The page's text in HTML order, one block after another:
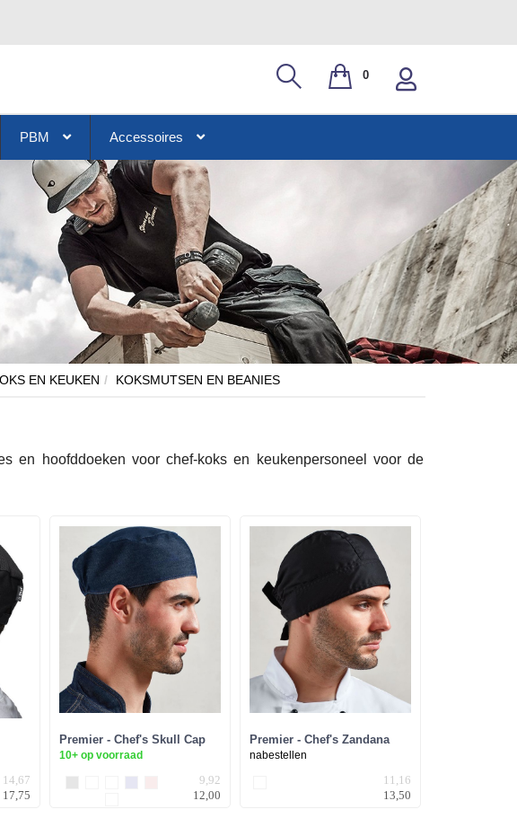
0
PBM Accessoires
EN KEUKEN KOKSMUTSEN EN BEANIES
en hoofddoeken voor chef-koks en keukenpersoneel voor de
14,67
17,75
Premier - Chef's Skull Cap
10+ op voorraad
9,92
12,00
Premier - Chef's Zandana
nabestellen
11,16
13,50